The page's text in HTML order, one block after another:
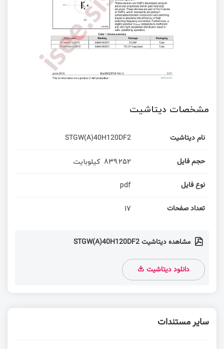
مشخصات دیتاشیت
نام دیتاشیت STGW(A)40H120DF2
حجم فایل 839.252 کیلوبایت
نوع فایل pdf
تعداد صفحات 17
مشاهده دیتاشیت STGW(A)40H120DF2
دانلود دیتاشیت
سایر مستندات